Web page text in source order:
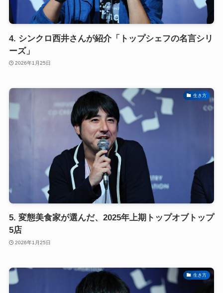
4. シンクロ西井さんが紹介「トップシェフの名言シリ
ーズ」
2026年1月25日
生き方
5. 変態美食家が選んだ、2025年上期トップオブトップ
5店
2026年1月25日
生き方